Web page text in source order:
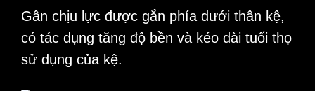
Gân chịu lực được gắn phía dưới thân kệ,
có tác dụng tăng độ bền và kéo dài tuổi thọ
sử dụng của kệ.